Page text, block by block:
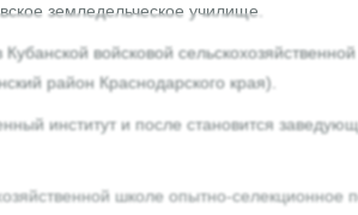
земледельческое училище.
войсковой
район Краснодарского края).
институт и после становится
школе опытно-